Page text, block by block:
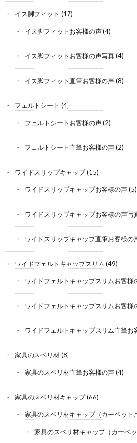
イス脚フィット (17)
イス脚フィットお客様の声(4)
イス脚フィットお客様の声写真(4)
イス脚フィット直筆お客様の声(8)
フェルトシート (4)
フェルトシートお客様の声(2)
フェルトシート直筆お客様の声(2)
ワイドスリップキャップ(15)
ワイドスリップキャップお客様の声(5)
ワイドスリップキャップお客様の声写
ワイドスリップキャップ直筆お客様の
ワイドフェルトキャップスリム (49)
ワイドフェルトキャップスリムお客様
ワイドフェルトキャップスリムお客様
ワイドフェルトキャップスリム直筆お
家具のスベリ材(8)
家具のスベリ材直筆お客様の声(4)
家具のスベリ材キャップ(66)
家具のスベリ材キャップ（カーペット
家具のスベリ材キャップ（カーペ